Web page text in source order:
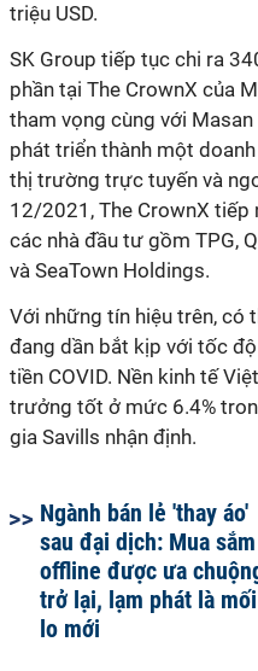
triệu USD.
SK Group tiếp tục chi ra
phần tại The CrownX của
tham vọng cùng với
phát triển thành một
thị trường trực tuyến và
12/2021, The CrownX tiếp
các nhà đầu tư gồm TPG,
và SeaTown Holdings.
Với những tín hiệu trên, có
đang dần bắt kịp với tốc
tiền COVID. Nền kinh tế
trưởng tốt ở mức 6.4%
gia Savills nhận định.
Ngành bán lẻ 'thay áo'
sau đại dịch: Mua sắm
offline được ưa
trở lại, lạm phát là mối
lo mới